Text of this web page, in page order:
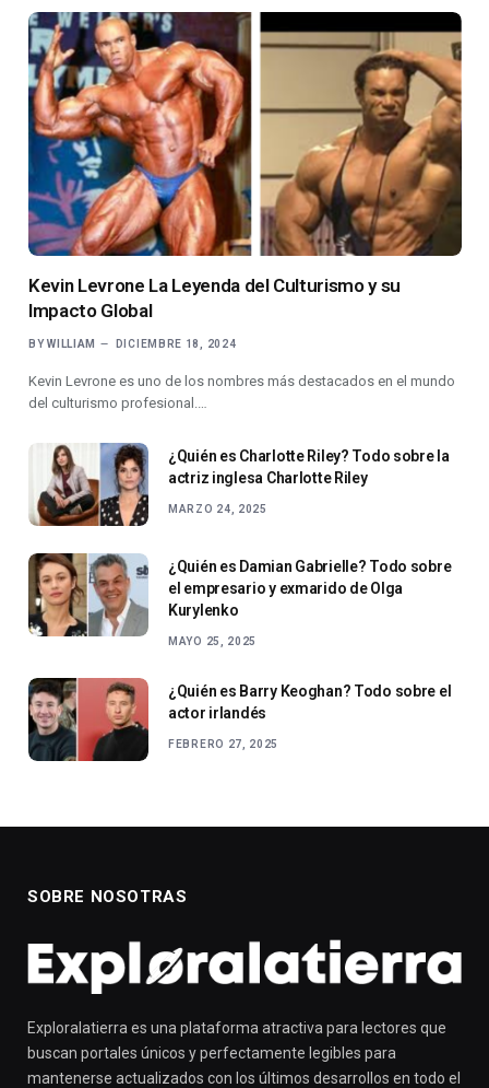
Kevin Levrone La Leyenda del Culturismo y su
Impacto Global
BY WILLIAM DICIEMBRE 18, 2024
Kevin Levrone es uno de los nombres más destacados en el mundo
del culturismo profesional.…
¿Quién es Charlotte Riley? Todo sobre la
actriz inglesa Charlotte Riley
MARZO 24, 2025
¿Quién es Damian Gabrielle? Todo sobre
el empresario y exmarido de Olga
Kurylenko
MAYO 25, 2025
¿Quién es Barry Keoghan? Todo sobre el
actor irlandés
FEBRERO 27, 2025
SOBRE NOSOTRAS
Exploralatierra es una plataforma atractiva para lectores que
buscan portales únicos y perfectamente legibles para
mantenerse actualizados con los últimos desarrollos en todo el